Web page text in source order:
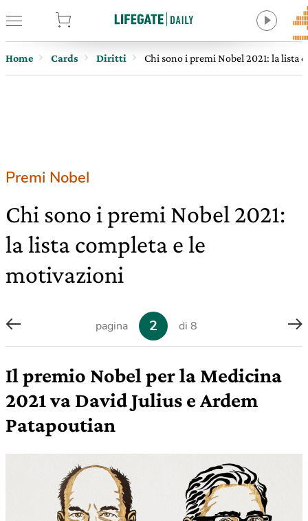
Home Cards Diritti Chi sono i premi Nobel 2021: la lista
Premi Nobel
Chi sono i premi Nobel 2021:
la lista completa e le
motivazioni
pagina 2 di 8
Il premio Nobel per la Medicina
2021 va David Julius e Ardem
Patapoutian